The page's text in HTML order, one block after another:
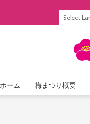
ホーム 梅まつり概要